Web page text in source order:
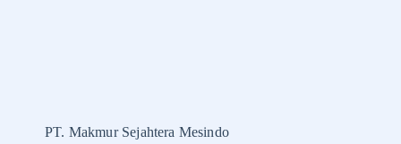
PT. Makmur Sejahtera Mesindo